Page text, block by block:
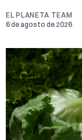
EL PLANETA TEAM
6 de agosto de 2026